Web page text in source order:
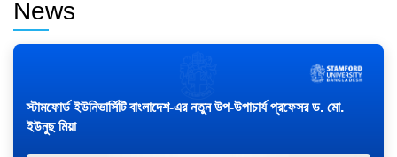
News
স্টামফোর্ড ইউনিভার্সিটি বাংলাদেশ-এর নতুন উপ-উপাচার্য প্রফেসর ড. মো.
ইউনুছ মিয়া